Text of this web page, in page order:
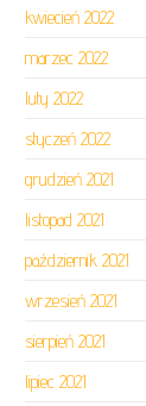
kwiecień 2022
marzec 2022
luty 2022
styczeń 2022
grudzień 2021
listopad 2021
październik 2021
wrzesień 2021
sierpień 2021
lipiec 2021